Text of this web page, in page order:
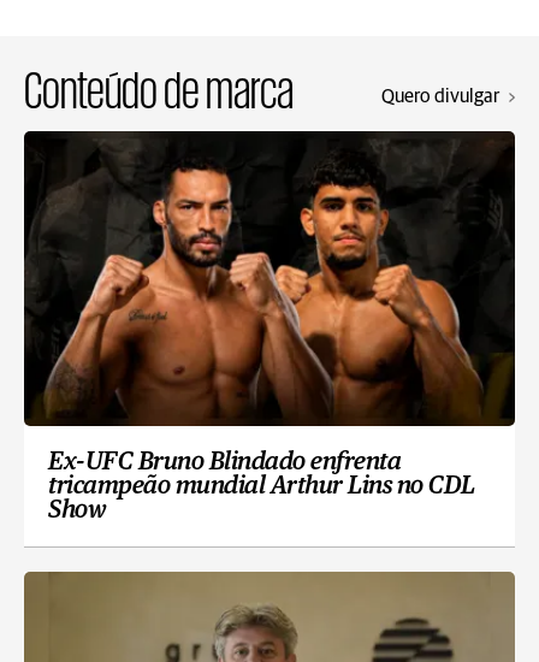
Conteúdo de marca Quero divulgar
Ex-UFC Bruno Blindado enfrenta
tricampeão mundial Arthur Lins no CDL
Show